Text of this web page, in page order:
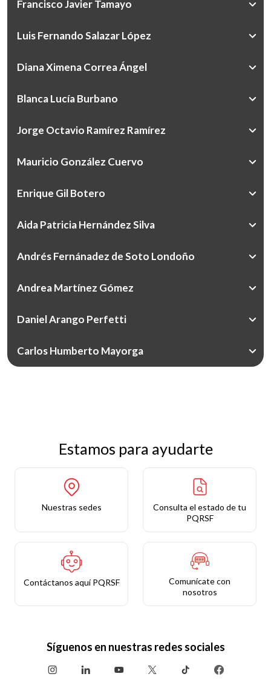
Francisco Javier Tamayo
Luis Fernando Salazar López
Diana Ximena Correa Ángel
Blanca Lucía Burbano
Jorge Octavio Ramírez Ramírez
Mauricio González Cuervo
Enrique Gil Botero
Aida Patricia Hernández Silva
Andrés Fernánadez de Soto Londoño
Andrea Martínez Gómez
Daniel Arango Perfetti
Carlos Humberto Mayorga
Estamos para ayudarte
Nuestras sedes
Consulta el estado de tu
PQRSF
Contáctanos aquí PQRSF
Comunícate con
nosotros
Síguenos en nuestras redes sociales